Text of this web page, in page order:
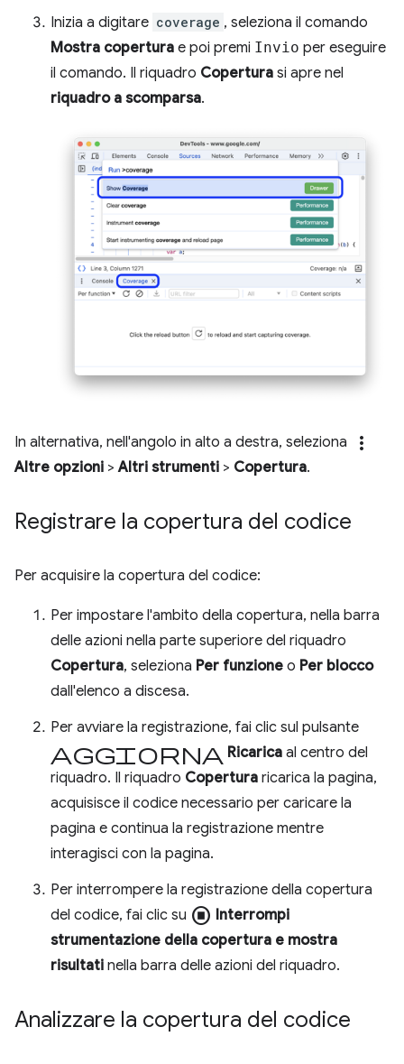
Inizia a digitare coverage , seleziona il comando
Mostra copertura e poi premi Invio per eseguire
il comando. Il riquadro Copertura si apre nel
riquadro a scomparsa.
In alternativa, nell'angolo in alto a destra, seleziona more_vert
Altre opzioni >Altri strumenti > Copertura.
Registrare la copertura del codice
Per acquisire la copertura del codice:
Per impostare l'ambito della copertura, nella barra
delle azioni nella parte superiore del riquadro
Copertura, seleziona Per funzione o Per blocco
dall'elenco a discesa.
Per avviare la registrazione, fai clic sul pulsante
Aggiorna Ricarica al centro del
riquadro. Il riquadro Copertura ricarica la pagina,
acquisisce il codice necessario per caricare la
pagina e continua la registrazione mentre
interagisci con la pagina.
Per interrompere la registrazione della copertura
del codice, fai clic su stop_circle Interrompi
strumentazione della copertura e mostra
risultati nella barra delle azioni del riquadro.
Analizzare la copertura del codice